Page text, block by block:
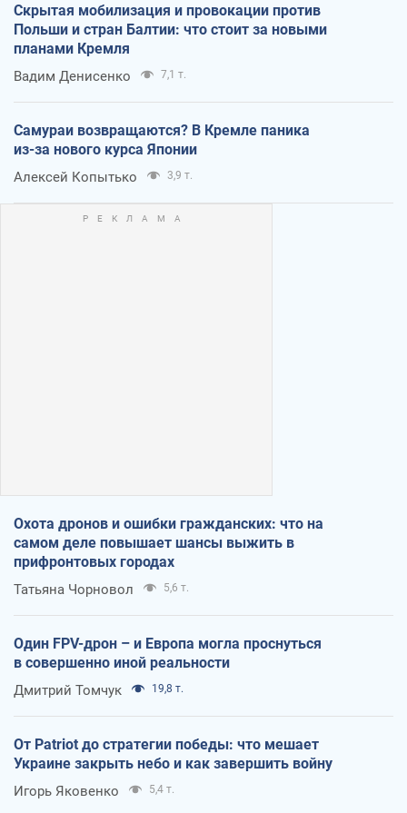
Скрытая мобилизация и провокации против
Польши и стран Балтии: что стоит за новыми
планами Кремля
Вадим Денисенко 7,1 т.
Самураи возвращаются? В Кремле паника
из-за нового курса Японии
Алексей Копытько 3,9 т.
Охота дронов и ошибки гражданских: что на
самом деле повышает шансы выжить в
прифронтовых городах
Татьяна Чорновол 5,6 т.
Один FPV-дрон – и Европа могла проснуться
в совершенно иной реальности
Дмитрий Томчук 19,8 т.
От Patriot до стратегии победы: что мешает
Украине закрыть небо и как завершить войну
Игорь Яковенко 5,4 т.